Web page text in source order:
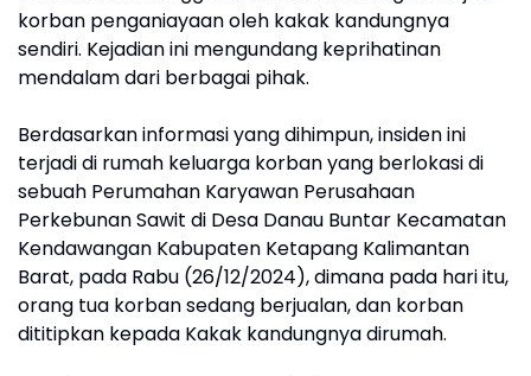
korban penganiayaan oleh kakak kandungnya
sendiri. Kejadian ini mengundang keprihatinan
mendalam dari berbagai pihak.
Berdasarkan informasi yang dihimpun, insiden ini
terjadi di rumah keluarga korban yang berlokasi di
sebuah Perumahan Karyawan Perusahaan
Perkebunan Sawit di Desa Danau Buntar Kecamatan
Kendawangan Kabupaten Ketapang Kalimantan
Barat, pada Rabu (26/12/2024), dimana pada hari itu,
orang tua korban sedang berjualan, dan korban
dititipkan kepada Kakak kandungnya dirumah.